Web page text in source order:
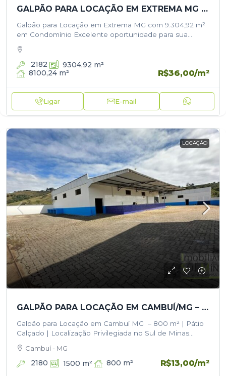
GALPÃO PARA LOCAÇÃO EM EXTREMA MG COM 9.304,92 M² EM CONDOMÍNIO
Galpão para Locação em Extrema MG com 9.304,92 m²
em Condomínio Excelente oportunidade para sua
mais estratégicas do país! O…
2182 9304,92 m²
8100,24 m² R$36,00/m²
Ligar E-mail
LOCAÇÃO
GALPÃO PARA LOCAÇÃO EM CAMBUÍ/MG – 800 M² | PÁTIO CALÇADO | LOCALIZAÇÃO PRIVILEGIADA NO SUL DE MINAS
Galpão para Locação em Cambuí MG – 800 m² | Pátio
Calçado | Localização Privilegiada no Sul de Minas
industrial…
Cambuí - MG
2180 1500 m² 800 m² R$13,00/m²